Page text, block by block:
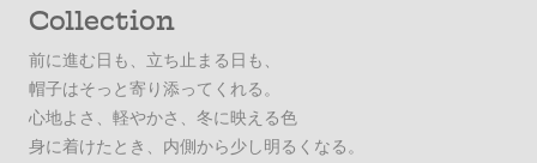
Collection
前に進む日も、立ち止まる日も、
帽子はそっと寄り添ってくれる。
心地よさ、軽やかさ、冬に映える色
身に着けたとき、内側から少し明るくなる。